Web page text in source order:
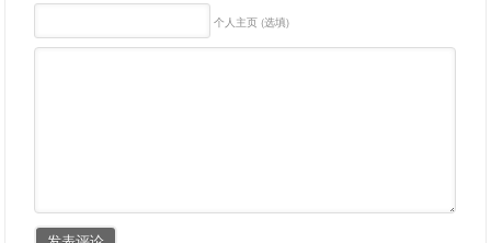
个人主页 (选填)